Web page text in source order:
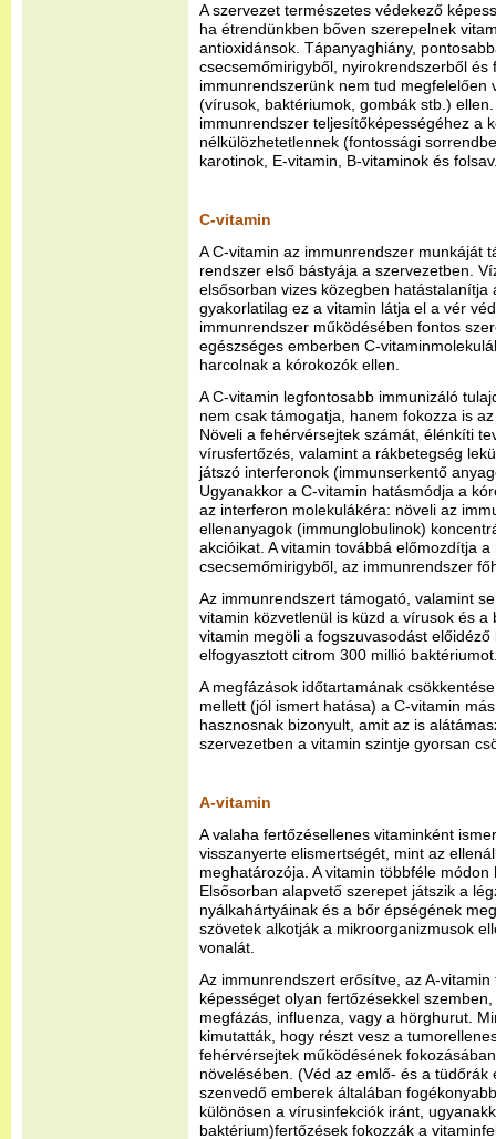
A szervezet természetes védekező
ha étrendünkben bőven szerepelnek
antioxidánsok. Tápanyaghiány,
csecsemőmirigyből, nyirokrendszerből és
immunrendszerünk nem tud megfelelően
(vírusok, baktériumok, gombák stb.)
immunrendszer teljesítőképességéhez a
nélkülözhetetlennek (fontossági
karotinok, E-vitamin, B-vitaminok és
C-vitamin
A C-vitamin az immunrendszer munkáját
rendszer első bástyája a szervezetben.
elsősorban vizes közegben hatástalanítja
gyakorlatilag ez a vitamin látja el a vér
immunrendszer működésében fontos
egészséges emberben C-
harcolnak a kórokozók ellen.
A C-vitamin legfontosabb immunizáló
nem csak támogatja, hanem fokozza is
Növeli a fehérvérsejtek számát, élénkíti
vírusfertőzés, valamint a rákbetegség
játszó interferonok (immunserkentő
Ugyanakkor a C-vitamin hatásmódja a
az interferon molekulákéra: növeli az
ellenanyagok (immunglobulinok)
akcióikat. A vitamin továbbá előmozdítja
csecsemőmirigyből, az immunrendszer
Az immunrendszert támogató, valamint
vitamin közvetlenül is küzd a vírusok és a
vitamin megöli a fogszuvasodást
elfogyasztott citrom 300 millió
A megfázások időtartamának
mellett (jól ismert hatása) a C-vitamin
hasznosnak bizonyult, amit az is
szervezetben a vitamin szintje gyorsan
A-vitamin
A valaha fertőzésellenes vitaminként
visszanyerte elismertségét, mint az
meghatározója. A vitamin többféle
Elsősorban alapvető szerepet játszik a
nyálkahártyáinak és a bőr épségének
szövetek alkotják a mikroorganizmusok
vonalát.
Az immunrendszert erősítve, az A-
képességet olyan fertőzésekkel
megfázás, influenza, vagy a hörghurut.
kimutatták, hogy részt vesz a
fehérvérsejtek működésének
növelésében. (Véd az emlő- és a tüdőrák
szenvedő emberek általában
különösen a vírusinfekciók iránt,
baktérium)fertőzések fokozzák a